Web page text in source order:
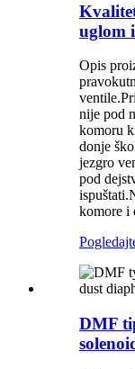
uglom
Opis
nije pod
komoru
donje
jezgro
pod
komore i
DMF